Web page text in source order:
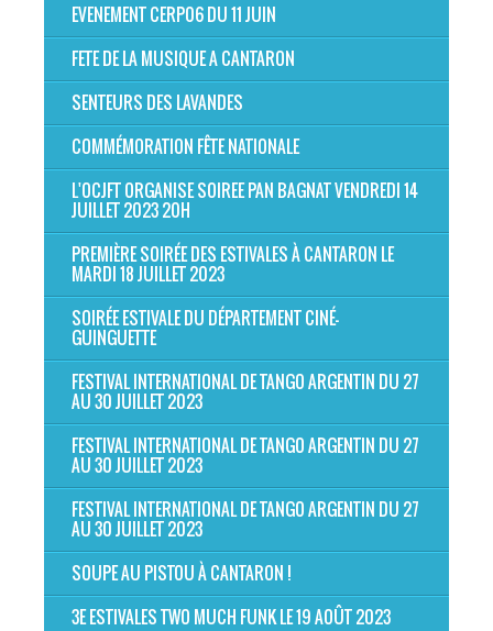
EVENEMENT CERP06 DU 11 JUIN
FETE DE LA MUSIQUE A CANTARON
SENTEURS DES LAVANDES
COMMÉMORATION FÊTE NATIONALE
L'OCJFT ORGANISE SOIREE PAN BAGNAT VENDREDI 14
JUILLET 2023 20H
PREMIÈRE SOIRÉE DES ESTIVALES À CANTARON LE
MARDI 18 JUILLET 2023
SOIRÉE ESTIVALE DU DÉPARTEMENT CINÉ-
GUINGUETTE
FESTIVAL INTERNATIONAL DE TANGO ARGENTIN DU 27
AU 30 JUILLET 2023
FESTIVAL INTERNATIONAL DE TANGO ARGENTIN DU 27
AU 30 JUILLET 2023
FESTIVAL INTERNATIONAL DE TANGO ARGENTIN DU 27
AU 30 JUILLET 2023
SOUPE AU PISTOU À CANTARON !
3E ESTIVALES TWO MUCH FUNK LE 19 AOÛT 2023